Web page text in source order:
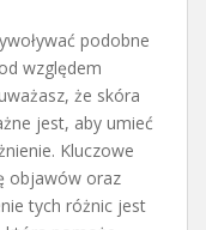
podobne
względem
że skóra
jest, aby umieć
Kluczowe
objawów oraz
tych różnic jest